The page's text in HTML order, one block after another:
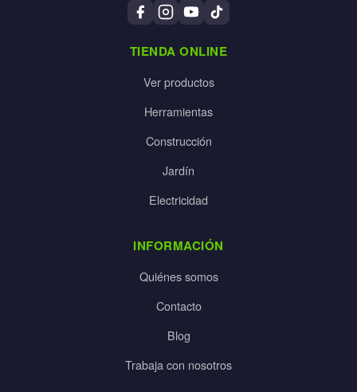
TIENDA ONLINE
Ver productos
Herramientas
Construcción
Jardín
Electricidad
INFORMACIÓN
Quiénes somos
Contacto
Blog
Trabaja con nosotros